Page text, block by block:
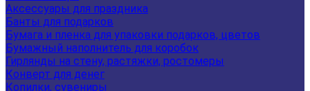
Аксессуары для праздника
Банты для подарков
Бумага и пленка для упаковки подарков, цветов
Бумажный наполнитель для коробок
Гирлянды на стену, растяжки, ростомеры
Конверт для денег
Копилки, сувениры